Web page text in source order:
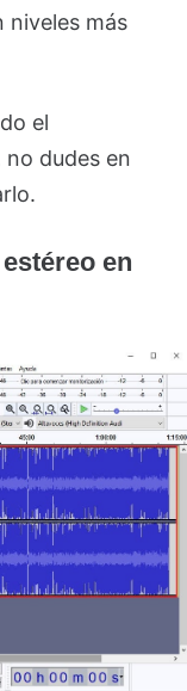
niveles más
el
dudes en
en